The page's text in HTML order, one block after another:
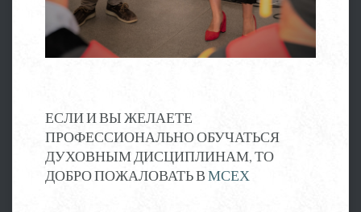
ЕСЛИ И ВЫ ЖЕЛАЕТЕ
ПРОФЕССИОНАЛЬНО ОБУЧАТЬСЯ
ДУХОВНЫМ ДИСЦИПЛИНАМ, ТО
ДОБРО ПОЖАЛОВАТЬ ВМСЕХ